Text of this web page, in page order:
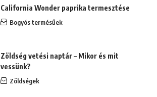
California Wonder paprika termesztése
Bogyós termésűek
Zöldség vetési naptár – Mikor és mit
vessünk?
Zöldségek